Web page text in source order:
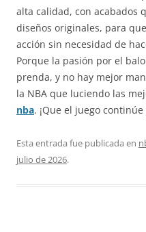
alta calidad, con acabados
diseños originales, para
acción sin necesidad de
Porque la pasión por el
prenda, y no hay mejor
la NBA que luciendo las
nba. ¡Que el juego
Esta entrada fue publicada en
julio de 2026.